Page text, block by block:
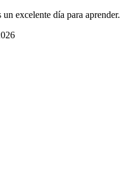
un excelente día para aprender.